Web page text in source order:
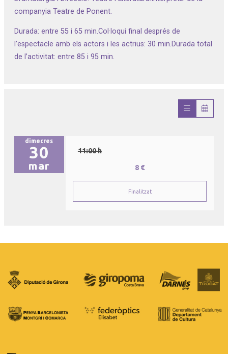
companyia Teatre de Ponent.
Durada: entre 55 i 65 min.Col·loqui final després de
l’espectacle amb els actors i les actrius: 30 min.Durada total
de l’activitat: entre 85 i 95 min.
dimecres
30
mar
11:00 h
8 €
Finalitzat